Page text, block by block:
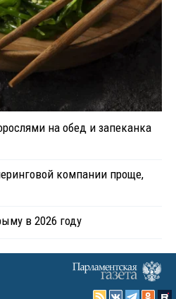
на обед и запеканка
компании проще,
в 2026 году